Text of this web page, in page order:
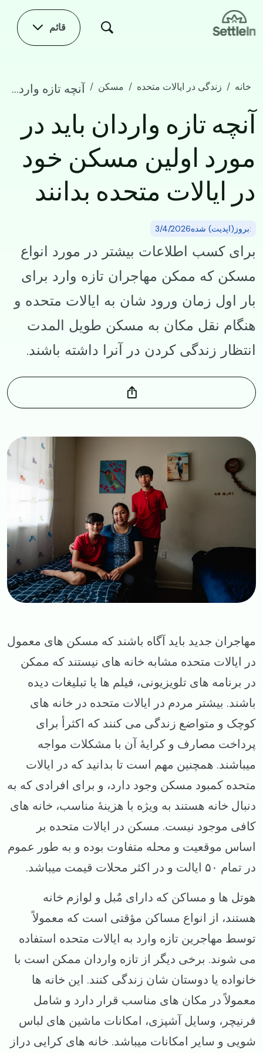
Skip to main content
قائم
خانه زندگی در ایالات متحده مسکن آنچه تازه واردان باید در مورد اولین مسکن خود در ایالات متحده بدانند
آنچه تازه واردان باید در
مورد اولین مسکن خود
در ایالات متحده بدانند
:بروز(اپدیت) شده3/4/2026
برای کسب اطلاعات بیشتر در مورد انواع
مسکن که ممکن مهاجران تازه وارد برای
بار اول زمان ورود شان به ایالات متحده و
هنگام نقل مکان به مسکن طویل المدت
انتظار زندگی کردن در آنرا داشته باشند.
Image
مهاجران جدید باید آگاه باشند که مسکن های معمول
در ایالات متحده مشابه خانه های نیستند که ممکن
در برنامه های تلویزیونی، فیلم‌ ها یا تبلیغات دیده
باشند. بیشتر مردم در ایالات متحده در خانه‌ های
کوچک و متواضع زندگی می ‌کنند که اکثرأ برای
پرداخت مصارف و کرایهٔ آن با مشکلات مواجه
میباشند. همچنین مهم است تا بدانید که در ایالات
متحده کمبود مسکن وجود دارد، و برای افرادی که به
دنبال خانه هستند به ویژه با هزینهٔ مناسب، خانه ‌های
کافی موجود نیست. مسکن در ایالات متحده بر
اساس موقعیت و محله متفاوت بوده و به طور عموم
در تمام ۵۰ ایالت و در اکثر محلات قیمت میباشد.
هوتل ‌ها و مساکن که دارای مٌبل و لوازم خانه
هستند، از انواع مساکن مؤقتی است که معمولاً
توسط مهاجرین تازه وارد به ایالات متحده استفاده
می‌ شوند. برخی دیگر از تازه‌ واردان ممکن است با
خانواده یا دوستان‌ شان زندگی کنند. این خانه ها
معمولاً در مکان‌ های مناسب قرار دارد و شامل
فرنیچر، وسایل آشپزی، امکانات ماشین های لباس
‌شویی و سایر امکانات میباشد. خانه های کرایی دراز